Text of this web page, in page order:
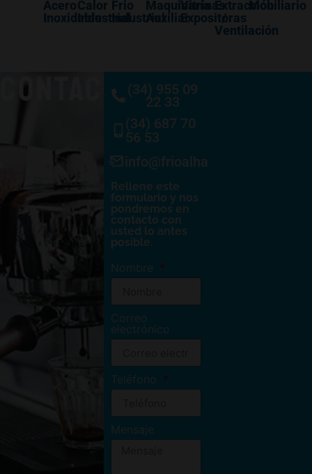
Acero
Inoxidable
Calor
Industrial
Frio
Industrial
Maquinaría
Auxiliar
Vitrinas
Expositoras
Extracción
/
Ventilación
Mobiliario
CONTACTO(34) 955 09
22 33
(34) 687 70
56 53
info@frioalhambra.com
Rellene este
formulario y nos
pondremos en
contacto con
usted lo antes
posible.
Nombre
Correo
electrónico
Teléfono
Mensaje